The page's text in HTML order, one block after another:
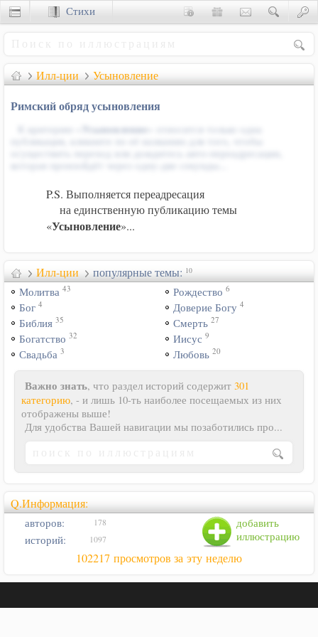
Илл-ции Усыновление
Римский обряд усыновления
Усыновление
P.S. Выполняется переадресация
на единственную публикацию темы
«Усыновление»...
Илл-ции популярные темы: 10
Молитва 43
Бог 4
Библия 35
Богатство 32
Свадьба 3
Рождество 6
Доверие Богу 4
Смерть 27
Иисус 9
Любовь 20
Важно знать, что раздел историй содержит 301
категорию, - и лишь 10-ть наиболее посещаемых из них
отображены выше!
Для удобства Вашей навигации мы позаботились про...
Q.Информация:
добавить
иллюстрацию
авторов: 178
историй: 1097
102217 просмотров за эту неделю
Стихи